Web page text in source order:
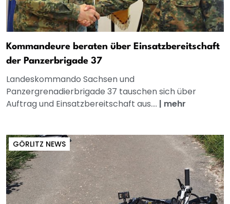
Kommandeure beraten über Einsatzbereitschaft
der Panzerbrigade 37
Landeskommando Sachsen und
Panzergrenadierbrigade 37 tauschen sich über
Auftrag und Einsatzbereitschaft aus.... | mehr
GÖRLITZ NEWS